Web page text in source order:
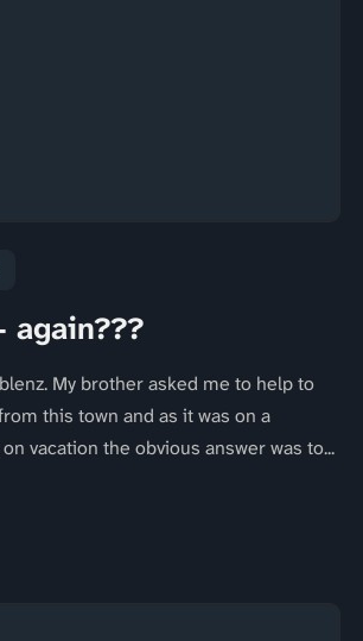
My brother asked me to help to
this town and as it was on a
vacation the obvious answer was to...